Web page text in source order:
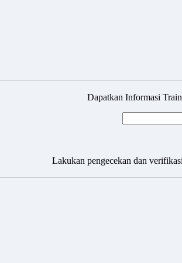
Dapatkan Informasi
Lakukan pengecekan dan